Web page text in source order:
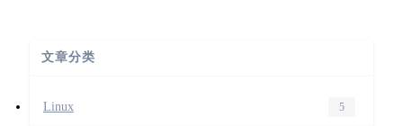
文章分类
Linux 5